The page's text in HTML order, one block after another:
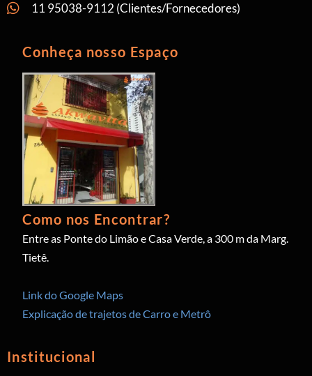
11 95038-9112 (Clientes/Fornecedores)
Conheça nosso Espaço
Como nos Encontrar?
Entre as Ponte do Limão e Casa Verde, a 300 m da Marg.
Tietê.
Link do Google Maps
Explicação de trajetos de Carro e Metrô
Institucional